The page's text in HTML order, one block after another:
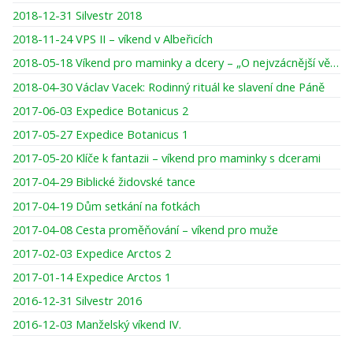
2018-12-31 Silvestr 2018
2018-11-24 VPS II – víkend v Albeřicích
2018-05-18 Víkend pro maminky a dcery – „O nejvzácnější věci pod sluncem“
2018-04-30 Václav Vacek: Rodinný rituál ke slavení dne Páně
2017-06-03 Expedice Botanicus 2
2017-05-27 Expedice Botanicus 1
2017-05-20 Klíče k fantazii – víkend pro maminky s dcerami
2017-04-29 Biblické židovské tance
2017-04-19 Dům setkání na fotkách
2017-04-08 Cesta proměňování – víkend pro muže
2017-02-03 Expedice Arctos 2
2017-01-14 Expedice Arctos 1
2016-12-31 Silvestr 2016
2016-12-03 Manželský víkend IV.